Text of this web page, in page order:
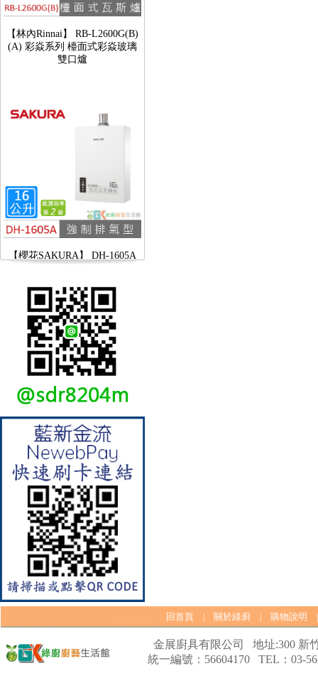
(A) 彩焱系列 檯面式彩焱玻璃
雙口爐
16公升/分 數位恆溫 LCD溫度設
【林內Rinnai】 RB-L2600S(A)
彩焱系列 檯面式彩焱不銹鋼雙
口爐
回首頁 關於綠廚 購物說明
金展廚具有限公司 地址:300 新
統一編號：56604170 TEL：03-